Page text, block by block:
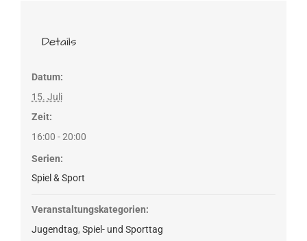
Details
Datum:
15. Juli
Zeit:
16:00 - 20:00
Serien:
Spiel & Sport
Veranstaltungskategorien:
Jugendtag, Spiel- und Sporttag